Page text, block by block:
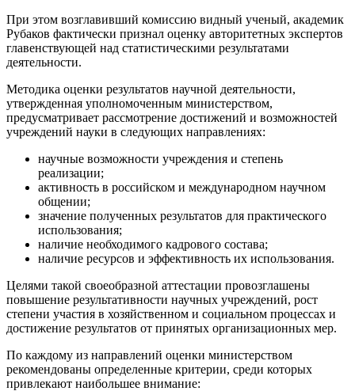
При этом возглавивший комиссию видный ученый, академик
Рубаков фактически признал оценку авторитетных экспертов
главенствующей над статистическими результатами
деятельности.
Методика оценки результатов научной деятельности,
утвержденная уполномоченным министерством,
предусматривает рассмотрение достижений и возможностей
учреждений науки в следующих направлениях:
научные возможности учреждения и степень
реализации;
активность в российском и международном научном
общении;
значение полученных результатов для практического
использования;
наличие необходимого кадрового состава;
наличие ресурсов и эффективность их использования.
Целями такой своеобразной аттестации провозглашены
повышение результативности научных учреждений, рост
степени участия в хозяйственном и социальном процессах и
достижение результатов от принятых организационных мер.
По каждому из направлений оценки министерством
рекомендованы определенные критерии, среди которых
привлекают наибольшее внимание: